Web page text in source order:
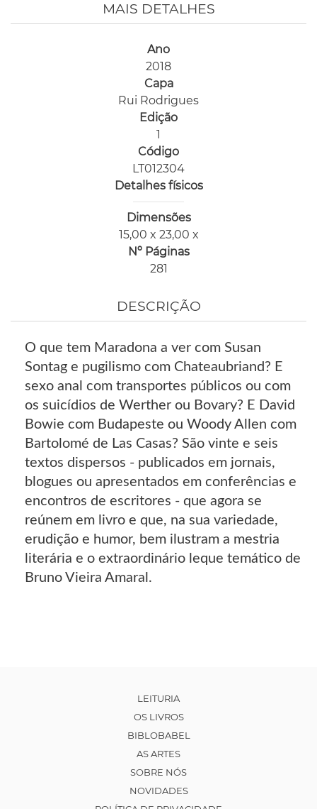
MAIS DETALHES
Ano
2018
Capa
Rui Rodrigues
Edição
1
Código
LT012304
Detalhes físicos
Dimensões
15,00 x 23,00 x
Nº Páginas
281
DESCRIÇÃO
O que tem Maradona a ver com Susan
Sontag e pugilismo com Chateaubriand? E
sexo anal com transportes públicos ou com
os suicídios de Werther ou Bovary? E David
Bowie com Budapeste ou Woody Allen com
Bartolomé de Las Casas? São vinte e seis
textos dispersos - publicados em jornais,
blogues ou apresentados em conferências e
encontros de escritores - que agora se
reúnem em livro e que, na sua variedade,
erudição e humor, bem ilustram a mestria
literária e o extraordinário leque temático de
Bruno Vieira Amaral.
LEITURIA
OS LIVROS
BIBLOBABEL
AS ARTES
SOBRE NÓS
NOVIDADES